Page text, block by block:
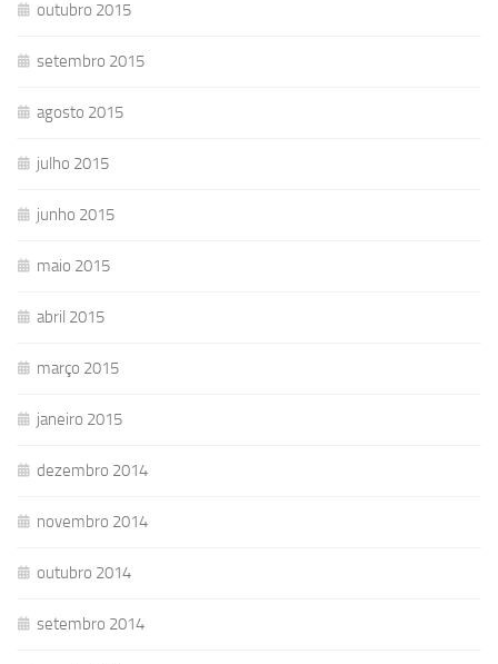
outubro 2015
setembro 2015
agosto 2015
julho 2015
junho 2015
maio 2015
abril 2015
março 2015
janeiro 2015
dezembro 2014
novembro 2014
outubro 2014
setembro 2014